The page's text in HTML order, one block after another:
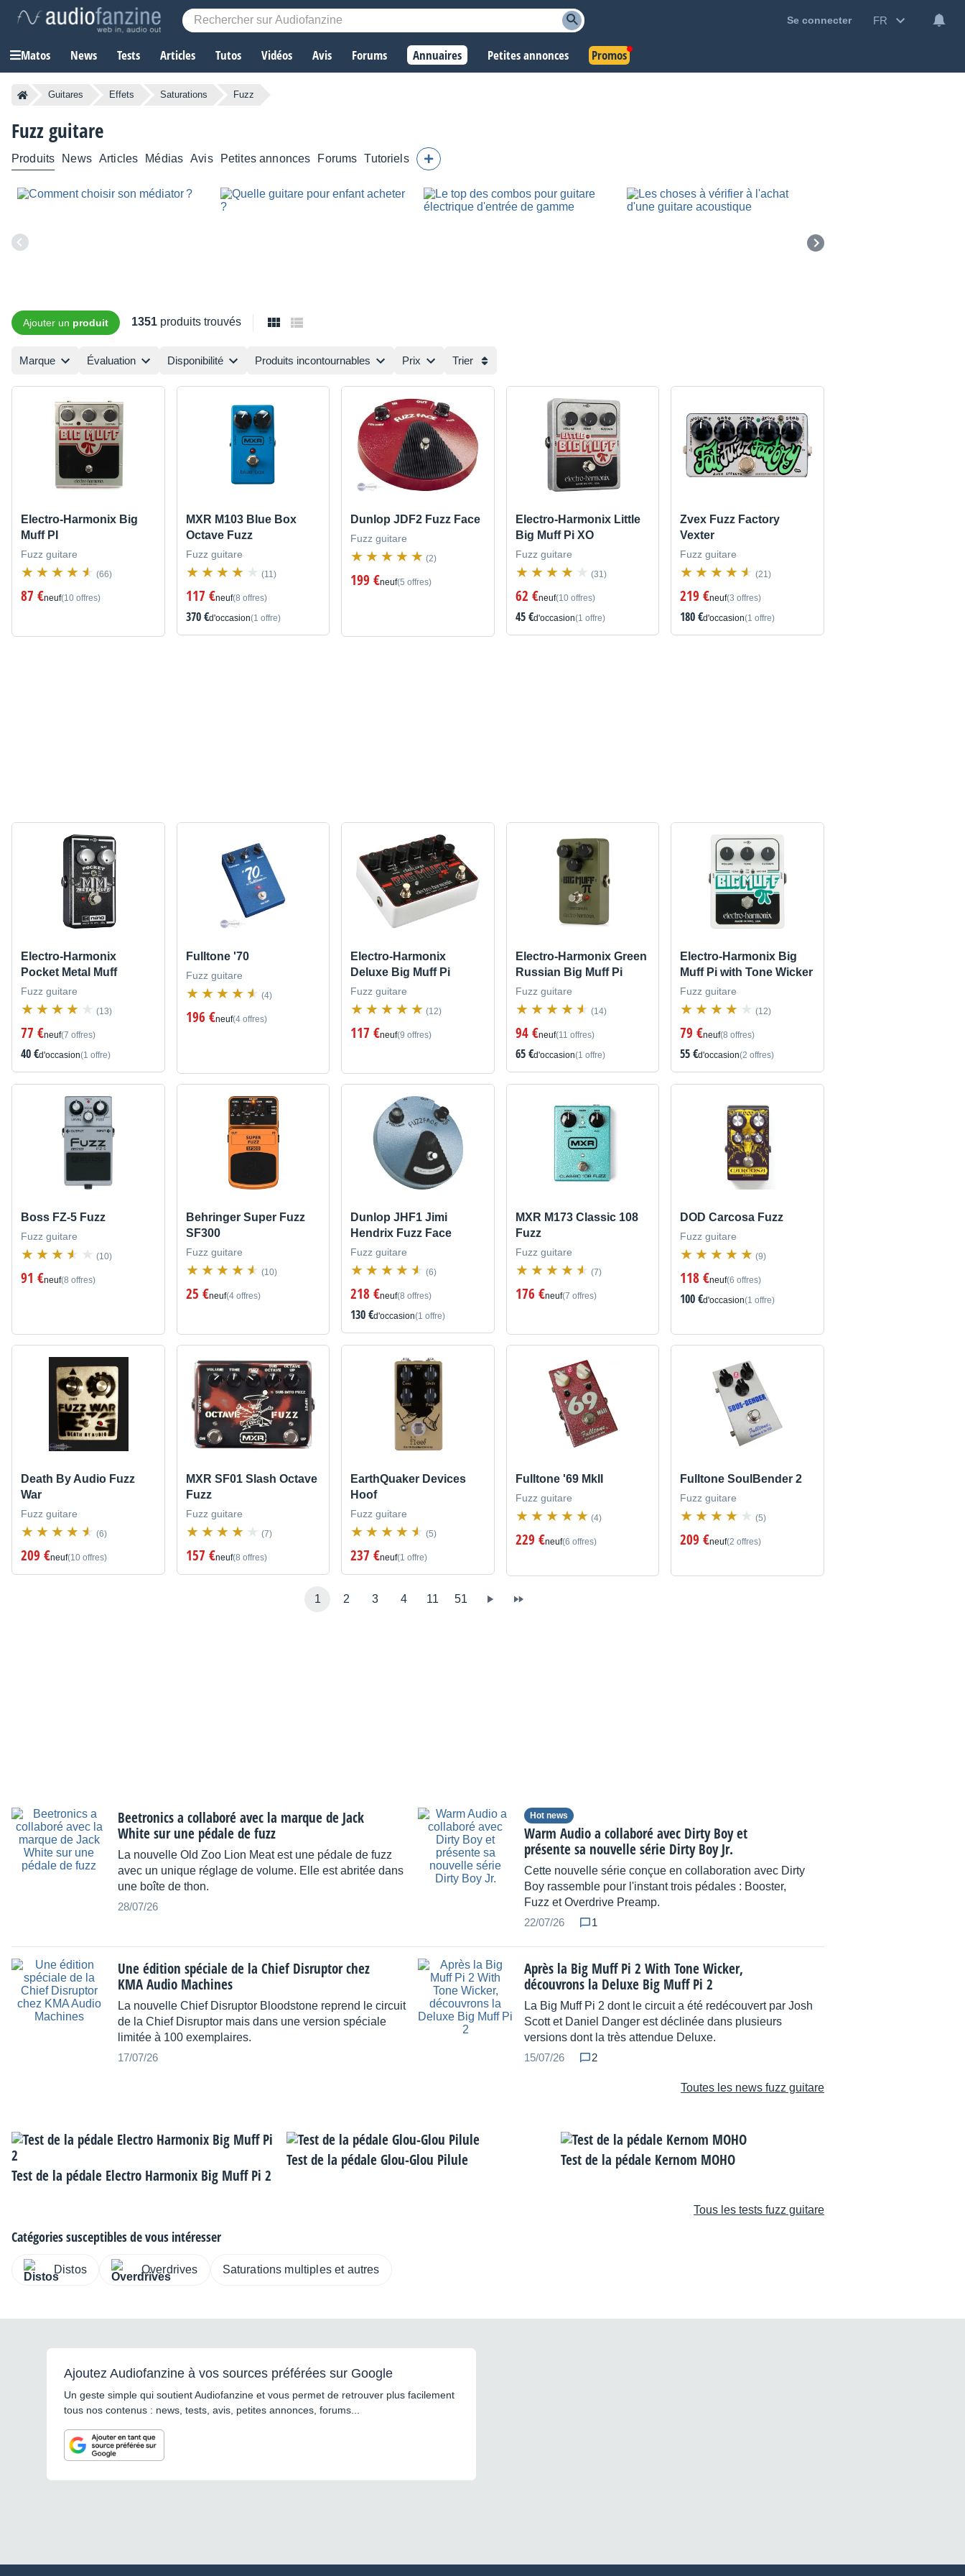
Se connecter FR
Matos News Tests Articles Tutos Vidéos Avis Forums Annuaires Petites annonces Promos
Guitares Effets Saturations Fuzz
Fuzz guitare
Produits News Articles Médias Avis Petites annonces Forums Tutoriels
Ajouter un produit 1351 produits trouvés
Marque Évaluation Disponibilité Produits incontournables Prix Trier
Electro-Harmonix Big
Muff PI
Fuzz guitare
(66)
87 €neuf(10 offres)
MXR M103 Blue Box
Octave Fuzz
Fuzz guitare
(11)
117 €neuf(8 offres)
370 €d'occasion(1 offre)
Dunlop JDF2 Fuzz Face
Fuzz guitare
(2)
199 €neuf(5 offres)
Electro-Harmonix Little
Big Muff Pi XO
Fuzz guitare
(31)
62 €neuf(10 offres)
45 €d'occasion(1 offre)
Zvex Fuzz Factory
Vexter
Fuzz guitare
(21)
219 €neuf(3 offres)
180 €d'occasion(1 offre)
Electro-Harmonix
Pocket Metal Muff
Fuzz guitare
(13)
77 €neuf(7 offres)
40 €d'occasion(1 offre)
Fulltone '70
Fuzz guitare
(4)
196 €neuf(4 offres)
Electro-Harmonix
Deluxe Big Muff Pi
Fuzz guitare
(12)
117 €neuf(9 offres)
Electro-Harmonix Green
Russian Big Muff Pi
Fuzz guitare
(14)
94 €neuf(11 offres)
65 €d'occasion(1 offre)
Electro-Harmonix Big
Muff Pi with Tone Wicker
Fuzz guitare
(12)
79 €neuf(8 offres)
55 €d'occasion(2 offres)
Boss FZ-5 Fuzz
Fuzz guitare
(10)
91 €neuf(8 offres)
Behringer Super Fuzz
SF300
Fuzz guitare
(10)
25 €neuf(4 offres)
Dunlop JHF1 Jimi
Hendrix Fuzz Face
Fuzz guitare
(6)
218 €neuf(8 offres)
130 €d'occasion(1 offre)
MXR M173 Classic 108
Fuzz
Fuzz guitare
(7)
176 €neuf(7 offres)
DOD Carcosa Fuzz
Fuzz guitare
(9)
118 €neuf(6 offres)
100 €d'occasion(1 offre)
Death By Audio Fuzz
War
Fuzz guitare
(6)
209 €neuf(10 offres)
MXR SF01 Slash Octave
Fuzz
Fuzz guitare
(7)
157 €neuf(8 offres)
EarthQuaker Devices
Hoof
Fuzz guitare
(5)
237 €neuf(1 offre)
Fulltone '69 MkII
Fuzz guitare
(4)
229 €neuf(6 offres)
Fulltone SoulBender 2
Fuzz guitare
(5)
209 €neuf(2 offres)
1 2 3 4 11 51
Beetronics a collaboré avec la marque de Jack
White sur une pédale de fuzz
La nouvelle Old Zoo Lion Meat est une pédale de fuzz
avec un unique réglage de volume. Elle est abritée dans
une boîte de thon.
28/07/26
Hot news
Warm Audio a collaboré avec Dirty Boy et
présente sa nouvelle série Dirty Boy Jr.
Cette nouvelle série conçue en collaboration avec Dirty
Boy rassemble pour l'instant trois pédales : Booster,
Fuzz et Overdrive Preamp.
22/07/26
1
Une édition spéciale de la Chief Disruptor chez
KMA Audio Machines
La nouvelle Chief Disruptor Bloodstone reprend le circuit
de la Chief Disruptor mais dans une version spéciale
limitée à 100 exemplaires.
17/07/26
Après la Big Muff Pi 2 With Tone Wicker,
découvrons la Deluxe Big Muff Pi 2
La Big Muff Pi 2 dont le circuit a été redécouvert par Josh
Scott et Daniel Danger est déclinée dans plusieurs
versions dont la très attendue Deluxe.
15/07/26
2
Toutes les news fuzz guitare
Test de la pédale Electro Harmonix Big Muff Pi 2
Test de la pédale Glou-Glou Pilule Test de la pédale Kernom MOHO
Tous les tests fuzz guitare
Catégories susceptibles de vous intéresser
Distos Overdrives Saturations multiples et autres
Ajoutez Audiofanzine à vos sources préférées sur Google
Un geste simple qui soutient Audiofanzine et vous permet de retrouver plus facilement
tous nos contenus : news, tests, avis, petites annonces, forums...